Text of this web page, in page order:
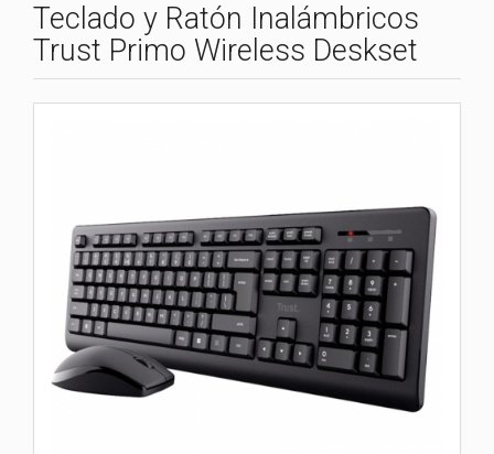
Teclado y Ratón Inalámbricos
Trust Primo Wireless Deskset